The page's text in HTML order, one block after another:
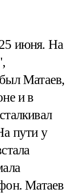
июня. На
Матаев,
и в
пути у
Матаев